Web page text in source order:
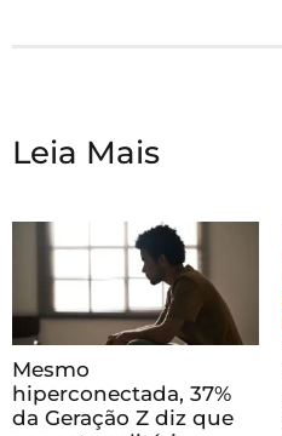
Leia Mais
Mesmo
hiperconectada, 37%
da Geração Z diz que